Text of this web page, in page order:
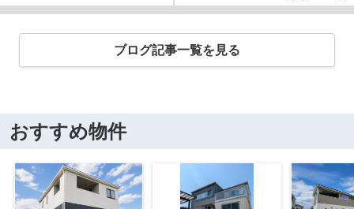
ブログ記事一覧を見る
おすすめ物件